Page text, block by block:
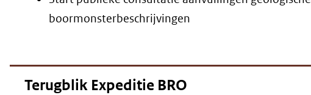
boormonsterbeschrijvingen
Terugblik Expeditie BRO